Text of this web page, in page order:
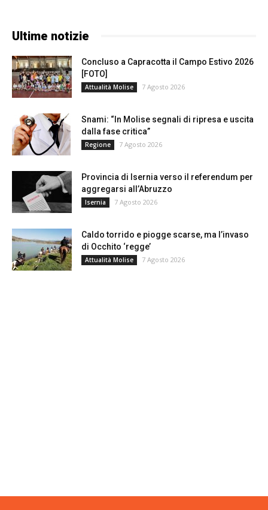
Ultime notizie
Concluso a Capracotta il Campo Estivo 2026
[FOTO]
Attualità Molise 7 Agosto 2026
Snami: “In Molise segnali di ripresa e uscita
dalla fase critica”
Regione 7 Agosto 2026
Provincia di Isernia verso il referendum per
aggregarsi all’Abruzzo
Isernia 7 Agosto 2026
Caldo torrido e piogge scarse, ma l’invaso
di Occhito ‘regge’
Attualità Molise 7 Agosto 2026